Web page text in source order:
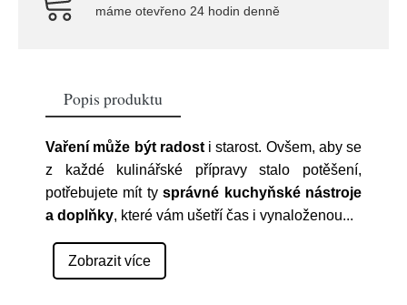
máme otevřeno 24 hodin denně
Popis produktu
Vaření může být radosti starost. Ovšem, aby se
z každé kulinářské přípravy stalo potěšení,
potřebujete mít tysprávné kuchyňské nástroje
a doplňky, které vám ušetří čas i vynaloženou...
Zobrazit více